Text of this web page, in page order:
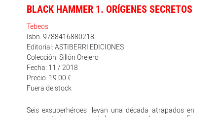
BLACK HAMMER 1. ORÍGENES SECRETOS
Tebeos
Isbn: 9788416880218
Editorial: ASTIBERRI EDICIONES
Colección: Sillón Orejero
Fecha: 11 / 2018
Precio: 19.00 €
Fuera de stock
Seis exsuperhéroes llevan una década atrapados en